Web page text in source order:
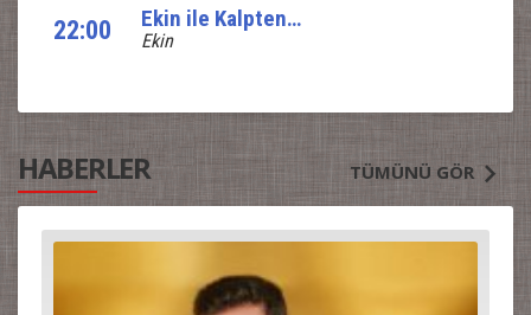
22:00 Ekin ile Kalpten Nağmeler
Ekin
HABERLER TÜMÜNÜ GÖR